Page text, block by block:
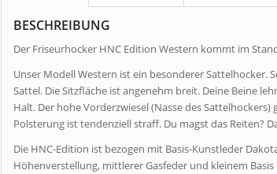
BESCHREIBUNG
Der Friseurhocker HNC Edition Western kommt im
Unser Modell Western ist ein besonderer Sattelhocker.
Sattel. Die Sitzfläche ist angenehm breit. Deine Beine
Halt. Der hohe Vorderzwiesel (Nasse des
Polsterung ist tendenziell straff. Du magst das Reiten?
Die HNC-Edition ist bezogen mit Basis-Kunstleder
Höhenverstellung, mittlerer Gasfeder und kleinem